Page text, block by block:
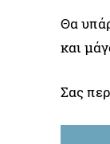
Θα
και
Σας